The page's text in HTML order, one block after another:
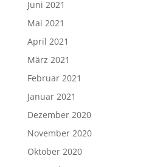
Juni 2021
Mai 2021
April 2021
März 2021
Februar 2021
Januar 2021
Dezember 2020
November 2020
Oktober 2020